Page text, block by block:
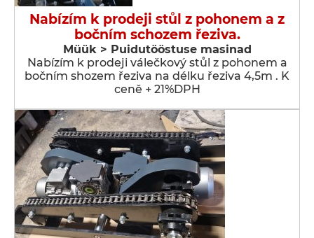
Nabízím k prodeji stůl z pohonem a z
bočním schozem řeziva.
Müük > Puidutööstuse masinad
Nabízím k prodeji válečkový stůl z pohonem a
bočním shozem řeziva na délku řeziva 4,5m . K
ceně + 21%DPH